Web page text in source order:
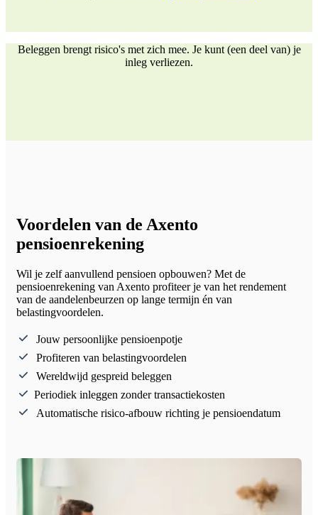
Beleggen brengt risico's met zich mee. Je kunt (een deel van) je
inleg verliezen.
Voordelen van de Axento
pensioenrekening
Wil je zelf aanvullend pensioen opbouwen? Met de
pensioenrekening van Axento profiteer je van het rendement
van de aandelenbeurzen op lange termijn én van
belastingvoordelen.
Jouw persoonlijke pensioenpotje
Profiteren van belastingvoordelen
Wereldwijd gespreid beleggen
Periodiek inleggen zonder transactiekosten
Automatische risico-afbouw richting je pensioendatum